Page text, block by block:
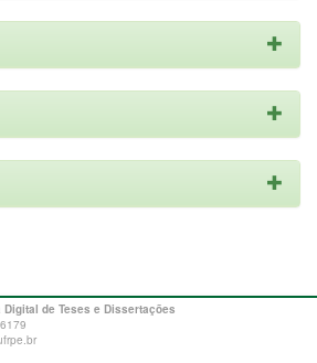
Digital de Teses e Dissertações